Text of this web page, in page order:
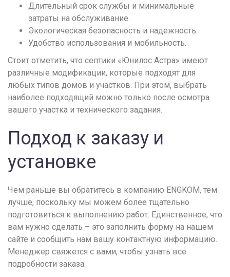
Длительный срок службы и минимальные
затраты на обслуживание.
Экологическая безопасность и надежность.
Удобство использования и мобильность.
Стоит отметить, что септики «Юнилос Астра» имеют
различные модификации, которые подходят для
любых типов домов и участков. При этом, выбрать
наиболее подходящий можно только после осмотра
вашего участка и технического задания.
Подход к заказу и
установке
Чем раньше вы обратитесь в компанию ENGKOM, тем
лучше, поскольку мы можем более тщательно
подготовиться к выполнению работ. Единственное, что
вам нужно сделать – это заполнить форму на нашем
сайте и сообщить нам вашу контактную информацию.
Менеджер свяжется с вами, чтобы узнать все
подробности заказа.